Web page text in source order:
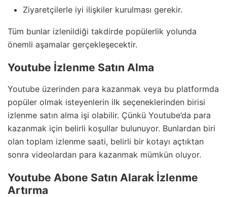
Ziyaretçilerle iyi ilişkiler kurulması gerekir.
Tüm bunlar izlenildiği takdirde popülerlik yolunda
önemli aşamalar gerçekleşecektir.
Youtube İzlenme Satın Alma
Youtube üzerinden para kazanmak veya bu platformda
popüler olmak isteyenlerin ilk seçeneklerinden birisi
izlenme satın alma işi olabilir. Çünkü Youtube’da para
kazanmak için belirli koşullar bulunuyor. Bunlardan biri
olan toplam izlenme saati, belirli bir kotayı açtıktan
sonra videolardan para kazanmak mümkün oluyor.
Youtube Abone Satın Alarak İzlenme
Artırma